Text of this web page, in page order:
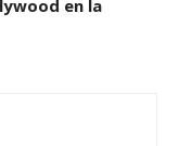
en la